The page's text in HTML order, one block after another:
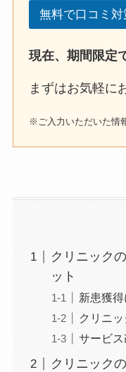
無料で口コミ対
現在、期間限定
まずはお気軽に
※ご入力いただいた情
クリニック
ット
新患獲
クリニ
サービ
クリニック